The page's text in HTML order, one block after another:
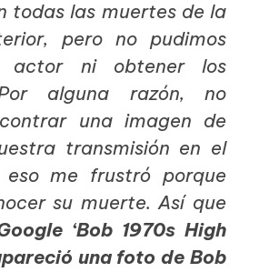
todas las muertes de la
pero no pudimos
actor ni obtener los
alguna razón, no
una imagen de
transmisión en el
eso me frustró porque
su muerte. Así que
‘Bob 1970s High
una foto de Bob